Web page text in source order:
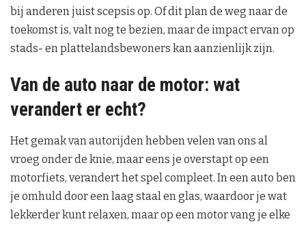
bij anderen juist scepsis op. Of dit plan de weg naar de
toekomst is, valt nog te bezien, maar de impact ervan op
stads- en plattelandsbewoners kan aanzienlijk zijn.
Van de auto naar de motor: wat
verandert er echt?
Het gemak van autorijden hebben velen van ons al
vroeg onder de knie, maar eens je overstapt op een
motorfiets, verandert het spel compleet. In een auto ben
je omhuld door een laag staal en glas, waardoor je wat
lekkerder kunt relaxen, maar op een motor vang je elke